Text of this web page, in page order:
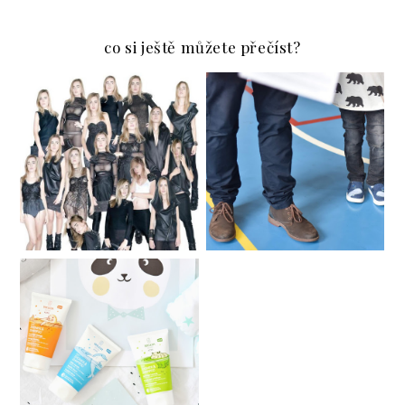
co si ještě můžete přečíst?
DUO AWKWARD
PRO DĚTI | VŠECHNO
CO JSTE CHTĚLI
VĚDĚT O KRESLENÍ
Secondhand in Brno /
Sekáče v Brně
DĚTSKÁ KOSMETIKA
WELEDA & SOUTĚŽ O
3 Z NICH ♥